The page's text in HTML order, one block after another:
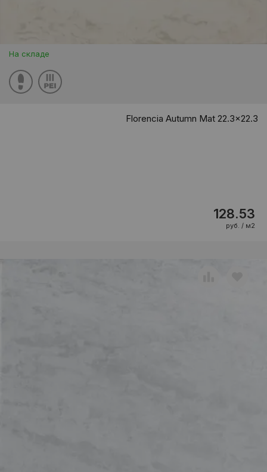
На складе
Florencia Autumn Mat 22.3x22.3
128.53
руб. / м2